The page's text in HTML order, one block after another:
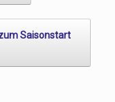
Saisonstart